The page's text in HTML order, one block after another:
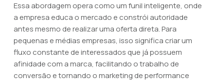
Essa abordagem opera como um funil inteligente, onde
a empresa educa o mercado e constrói autoridade
antes mesmo de realizar uma oferta direta. Para
pequenas e médias empresas, isso significa criar um
fluxo constante de interessados que já possuem
afinidade com a marca, facilitando o trabalho de
conversão e tornando o marketing de performance